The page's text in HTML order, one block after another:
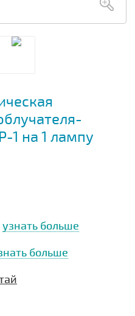
1 на 1 лампу
узнать больше
больше